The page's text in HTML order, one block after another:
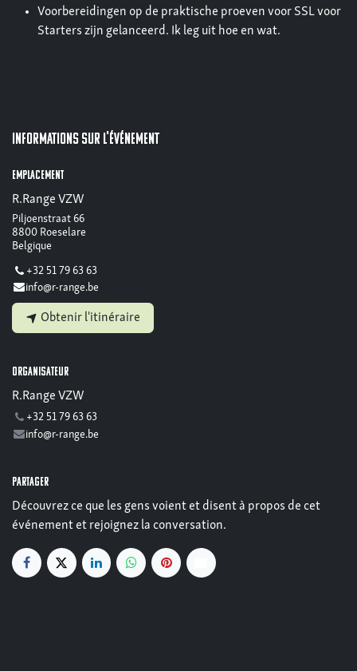
Voorbereidingen op de praktische proeven voor SSL voor
Starters zijn gelanceerd. Ik leg uit hoe en wat.
Informations sur l'événement
Emplacement
R.Range VZW
Piljoenstraat 66
8800 Roeselare
Belgique
+32 51 79 63 63
info@r-range.be
Obtenir l'itinéraire
Organisateur
R.Range VZW
+32 51 79 63 63
info@r-range.be
Partager
Découvrez ce que les gens voient et disent à propos de cet
événement et rejoignez la conversation.